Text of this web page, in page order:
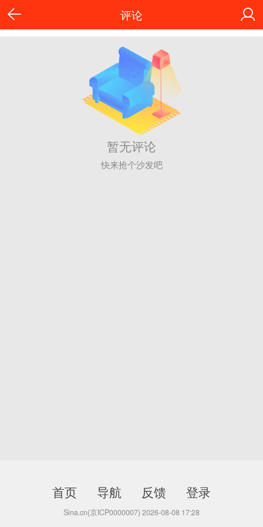
评论
暂无评论
快来抢个沙发吧
首页 导航 反馈 登录
Sina.cn(京ICP0000007) 2026-08-08 17:28